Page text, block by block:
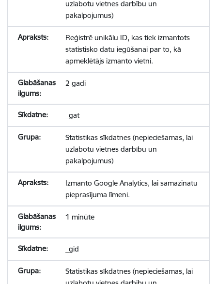
uzlabotu vietnes darbību un
pakalpojumus)
Reģistrē unikālu ID, kas tiek izmantots
statistisko datu iegūšanai par to, kā
apmeklētājs izmanto vietni.
2 gadi
_gat
Statistikas sīkdatnes (nepieciešamas, lai
uzlabotu vietnes darbību un
pakalpojumus)
Izmanto Google Analytics, lai samazinātu
pieprasījuma līmeni.
1 minūte
_gid
Statistikas sīkdatnes (nepieciešamas, lai